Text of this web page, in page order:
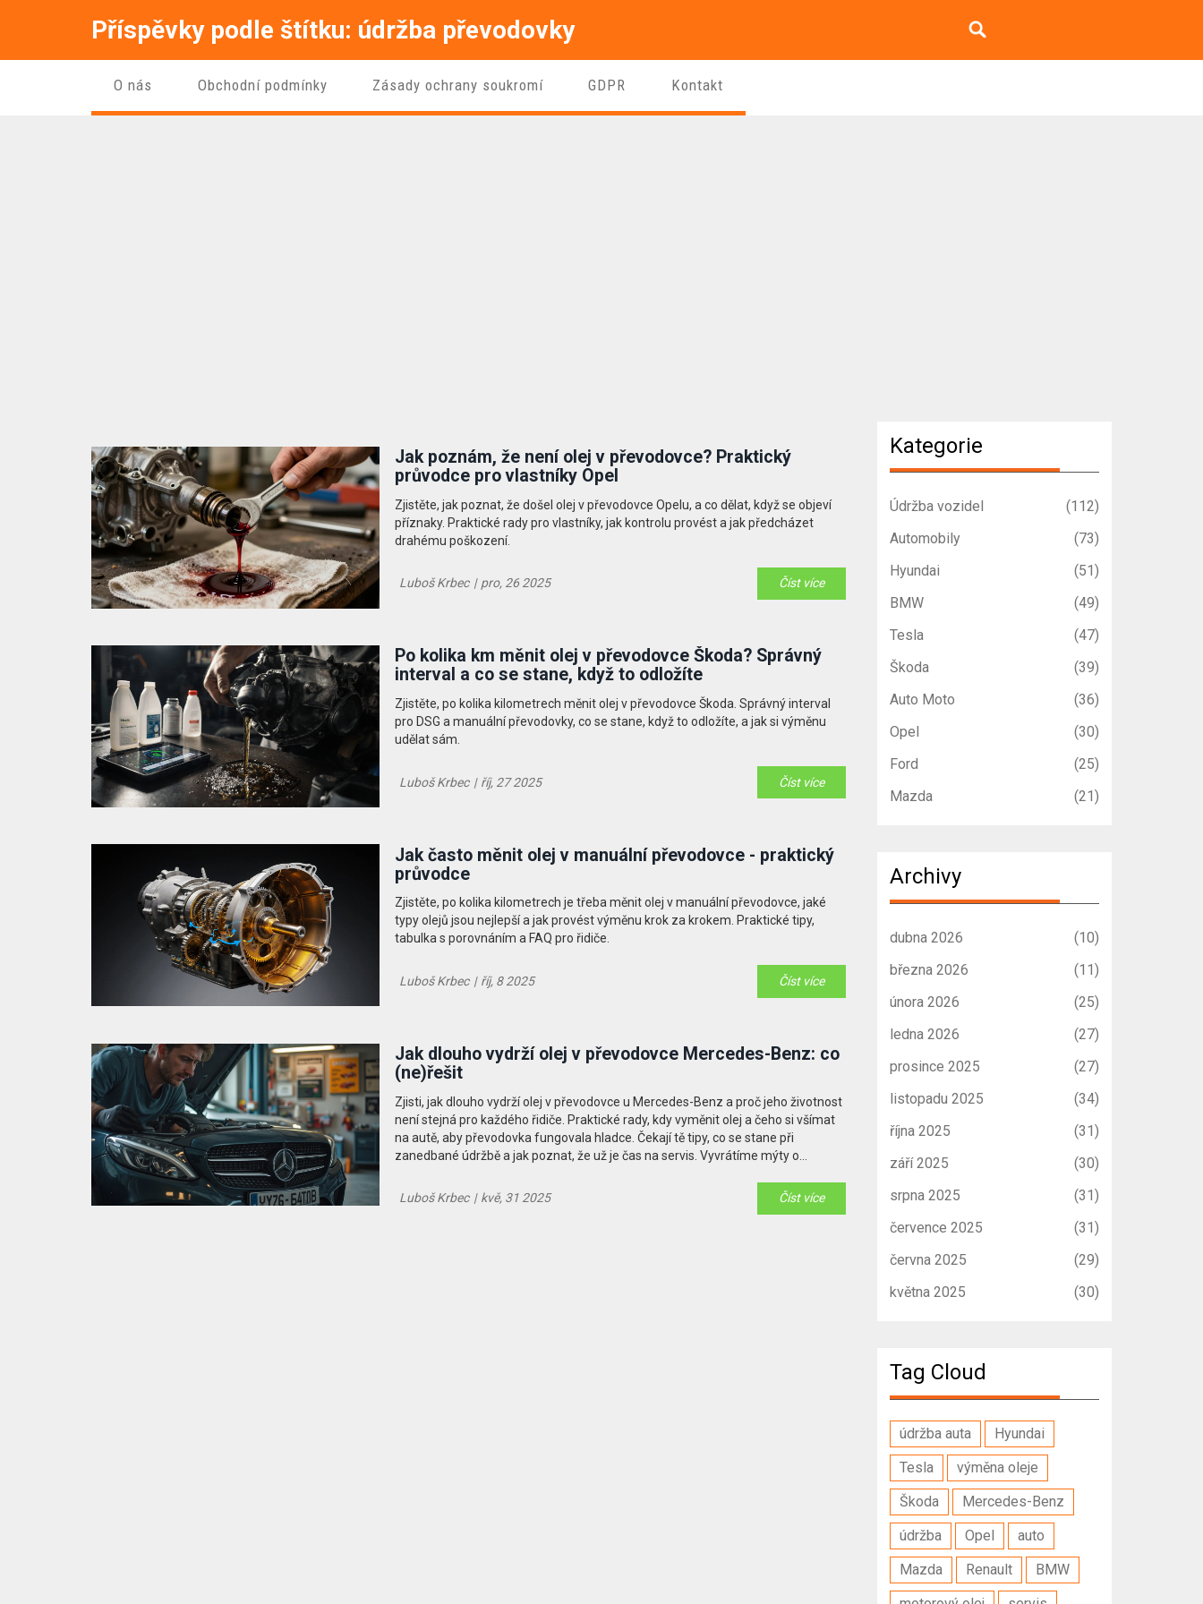
Příspěvky podle štítku: údržba převodovky
O nás Obchodní podmínky Zásady ochrany soukromí GDPR Kontakt
Jak poznám, že není olej v převodovce? Praktický
průvodce pro vlastníky Opel
Zjistěte, jak poznat, že došel olej v převodovce Opelu, a co dělat, když se objeví
příznaky. Praktické rady pro vlastníky, jak kontrolu provést a jak předcházet
drahému poškození.
Luboš Krbec | pro, 26 2025 Číst více
Po kolika km měnit olej v převodovce Škoda? Správný
interval a co se stane, když to odložíte
Zjistěte, po kolika kilometrech měnit olej v převodovce Škoda. Správný interval
pro DSG a manuální převodovky, co se stane, když to odložíte, a jak si výměnu
udělat sám.
Luboš Krbec | říj, 27 2025 Číst více
Jak často měnit olej v manuální převodovce - praktický
průvodce
Zjistěte, po kolika kilometrech je třeba měnit olej v manuální převodovce, jaké
typy olejů jsou nejlepší a jak provést výměnu krok za krokem. Praktické tipy,
tabulka s porovnáním a FAQ pro řidiče.
Luboš Krbec | říj, 8 2025 Číst více
Jak dlouho vydrží olej v převodovce Mercedes-Benz: co
(ne)řešit
Zjisti, jak dlouho vydrží olej v převodovce u Mercedes-Benz a proč jeho životnost
není stejná pro každého řidiče. Praktické rady, kdy vyměnit olej a čeho si všímat
na autě, aby převodovka fungovala hladce. Čekají tě tipy, co se stane při
zanedbané údržbě a jak poznat, že už je čas na servis. Vyvrátíme mýty o
Luboš Krbec | kvě, 31 2025 Číst více
Kategorie
Údržba vozidel
(112)
Automobily
(73)
Hyundai
(51)
BMW
(49)
Tesla
(47)
Škoda
(39)
Auto Moto
(36)
Opel
(30)
Ford
(25)
Mazda
(21)
Archivy
dubna 2026
(10)
března 2026
(11)
února 2026
(25)
ledna 2026
(27)
prosince 2025
(27)
listopadu 2025
(34)
října 2025
(31)
září 2025
(30)
srpna 2025
(31)
července 2025
(31)
června 2025
(29)
května 2025
(30)
Tag Cloud
údržba auta
Hyundai
Tesla
výměna oleje
Škoda
Mercedes-Benz
údržba
Opel
auto
Mazda
Renault
BMW